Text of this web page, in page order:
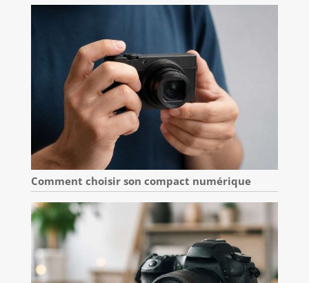
Comment choisir son compact numérique